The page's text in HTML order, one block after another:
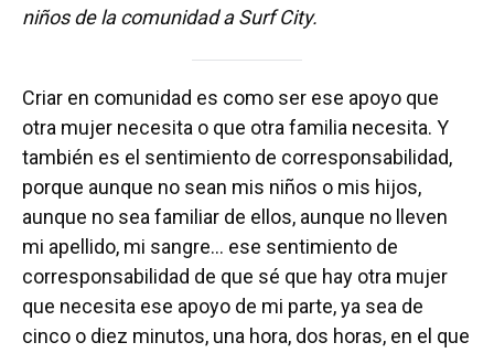
niños de la comunidad a Surf City.
Criar en comunidad es como ser ese apoyo que
otra mujer necesita o que otra familia necesita. Y
también es el sentimiento de corresponsabilidad,
porque aunque no sean mis niños o mis hijos,
aunque no sea familiar de ellos, aunque no lleven
mi apellido, mi sangre… ese sentimiento de
corresponsabilidad de que sé que hay otra mujer
que necesita ese apoyo de mi parte, ya sea de
cinco o diez minutos, una hora, dos horas, en el que